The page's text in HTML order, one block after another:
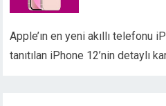
Apple’ın en yeni akıllı telefonu
tanıtılan iPhone 12’nin detaylı